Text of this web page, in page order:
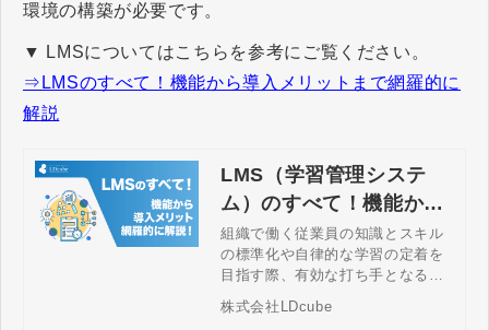
環境の構築が必要です。
▼ LMSについてはこちらを参考にご覧ください。
⇒LMSのすべて！機能から導入メリットまで網羅的に
解説
LMS（学習管理システ
ム）のすべて！機能から
導入メリットまで網羅的
に解説
組織で働く従業員の知識とスキル
の標準化や自律的な学習の定着を
目指す際、有効な打ち手となるの
す。学習の進捗状況やeラーニング
株式会社LDcube